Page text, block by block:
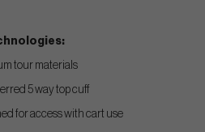
tour materials
5 way top cuff
for access with cart use